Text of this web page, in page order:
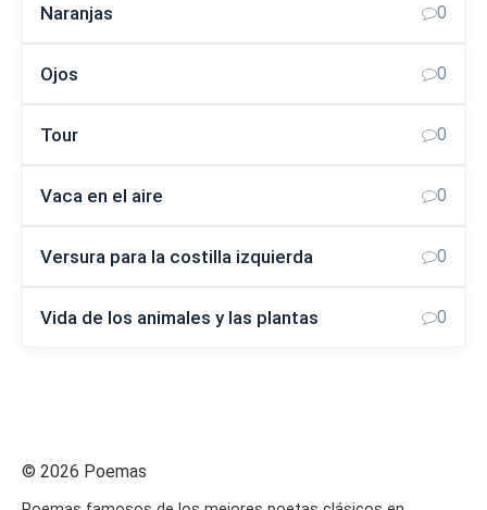
Naranjas 0
Ojos 0
Tour 0
Vaca en el aire 0
Versura para la costilla izquierda 0
Vida de los animales y las plantas 0
© 2026 Poemas